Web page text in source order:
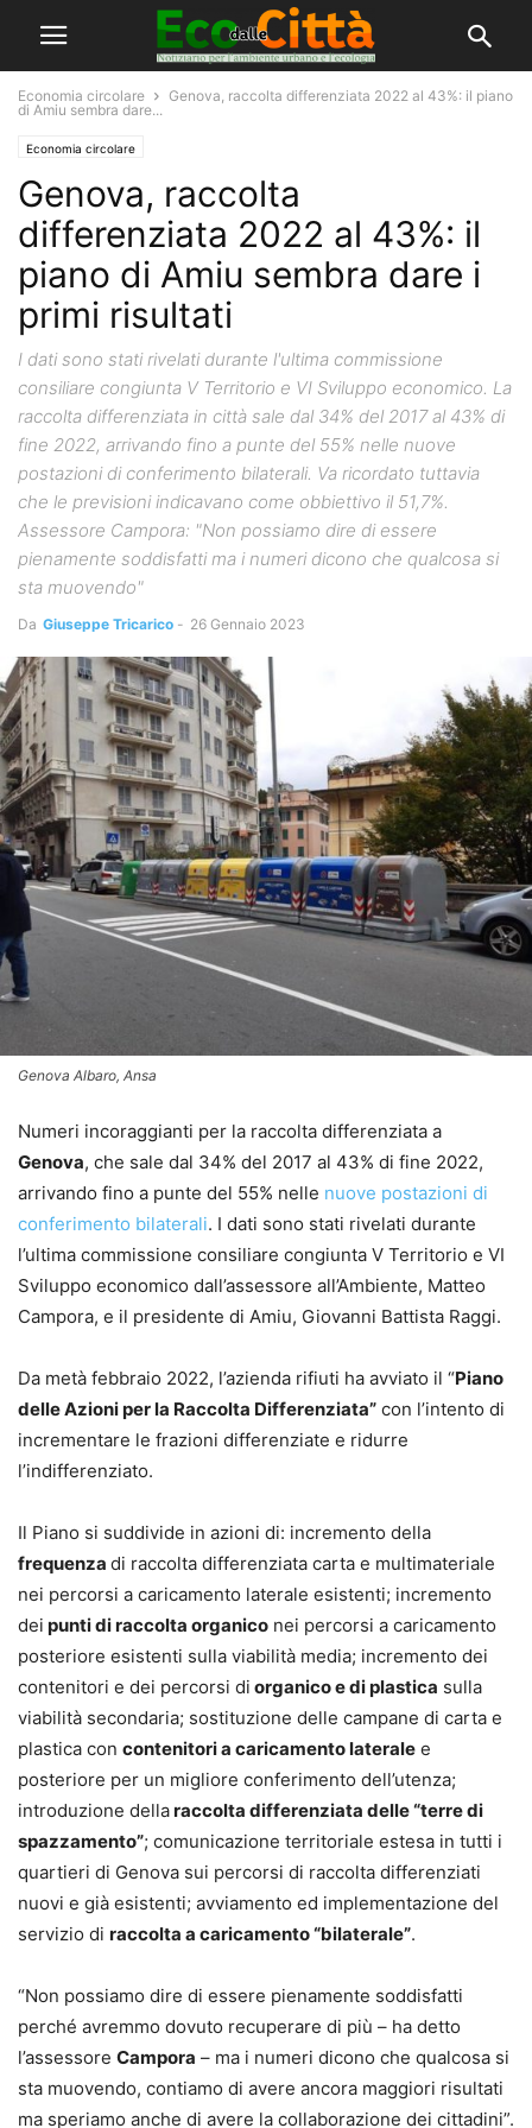
Economia circolare
Genova, raccolta differenziata 2022 al 43%: il piano
di Amiu sembra dare...
Economia circolare
Genova, raccolta
differenziata 2022 al 43%: il
piano di Amiu sembra dare i
primi risultati
I dati sono stati rivelati durante l'ultima commissione
consiliare congiunta V Territorio e VI Sviluppo economico. La
raccolta differenziata in città sale dal 34% del 2017 al 43% di
fine 2022, arrivando fino a punte del 55% nelle nuove
postazioni di conferimento bilaterali. Va ricordato tuttavia
che le previsioni indicavano come obbiettivo il 51,7%.
Assessore Campora: "Non possiamo dire di essere
pienamente soddisfatti ma i numeri dicono che qualcosa si
sta muovendo"
Da Giuseppe Tricarico - 26 Gennaio 2023
Genova Albaro, Ansa
Numeri incoraggianti per la raccolta differenziata a
Genova, che sale dal 34% del 2017 al 43% di fine 2022,
arrivando fino a punte del 55% nelle nuove postazioni di
conferimento bilaterali. I dati sono stati rivelati durante
l’ultima commissione consiliare congiunta V Territorio e VI
Sviluppo economico dall’assessore all’Ambiente, Matteo
Campora, e il presidente di Amiu, Giovanni Battista Raggi.
Da metà febbraio 2022, l’azienda rifiuti ha avviato il “Piano
delle Azioni per la Raccolta Differenziata” con l’intento di
incrementare le frazioni differenziate e ridurre
l’indifferenziato.
Il Piano si suddivide in azioni di: incremento della
frequenza di raccolta differenziata carta e multimateriale
nei percorsi a caricamento laterale esistenti; incremento
dei punti di raccolta organico nei percorsi a caricamento
posteriore esistenti sulla viabilità media; incremento dei
contenitori e dei percorsi di organico e di plastica sulla
viabilità secondaria; sostituzione delle campane di carta e
plastica con contenitori a caricamento laterale e
posteriore per un migliore conferimento dell’utenza;
introduzione dellaraccolta differenziata delle “terre di
spazzamento”; comunicazione territoriale estesa in tutti i
quartieri di Genova sui percorsi di raccolta differenziati
nuovi e già esistenti; avviamento ed implementazione del
servizio di raccolta a caricamento “bilaterale”.
“Non possiamo dire di essere pienamente soddisfatti
perché avremmo dovuto recuperare di più – ha detto
l’assessore Campora – ma i numeri dicono che qualcosa si
sta muovendo, contiamo di avere ancora maggiori risultati
ma speriamo anche di avere la collaborazione dei cittadini”.